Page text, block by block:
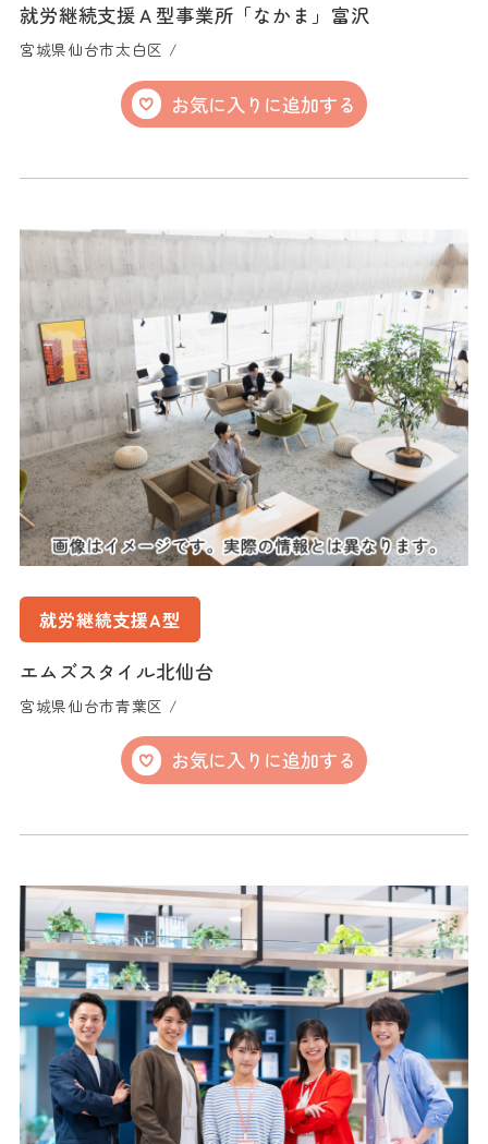
就労継続支援Ａ型事業所「なかま」富沢
宮城県仙台市太白区 /
お気に入りに追加する
就労継続支援A型
エムズスタイル北仙台
宮城県仙台市青葉区 /
お気に入りに追加する